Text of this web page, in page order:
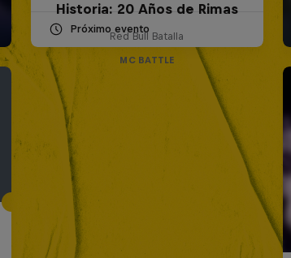
Próximo evento
Historia: 20 Años de Rimas
Red Bull Batalla
MC BATTLE